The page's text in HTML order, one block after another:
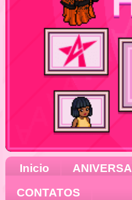
Inicio
CONTATOS